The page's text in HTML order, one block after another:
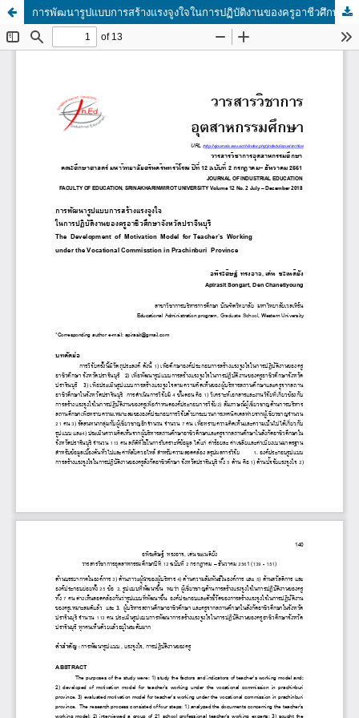
การพัฒนารูปแบบการสร้างแรงจูงใจในการปฏิบัติงานของครูอาชีวศึกษาจังหวัดปราจีนบุรี